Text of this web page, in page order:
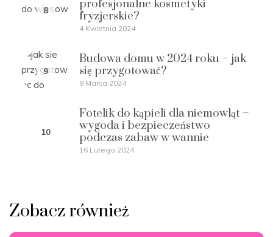
8
profesjonalne kosmetyki
fryzjerskie?
4 Kwietnia 2024
9
Budowa domu w 2024 roku – jak
się przygotować?
9 Marca 2024
10
Fotelik do kąpieli dla niemowląt –
wygoda i bezpieczeństwo
podczas zabaw w wannie
16 Lutego 2024
Zobacz również